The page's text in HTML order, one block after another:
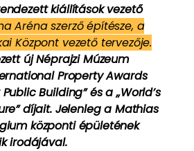
kiállítások vezető
Aréna szerző építésze, a
Központ vezető tervezője.
új Néprajzi Múzeum
Property Awards
Building” és a „World’s
díjait. Jelenleg a Mathias
központi épületének
irodájával.